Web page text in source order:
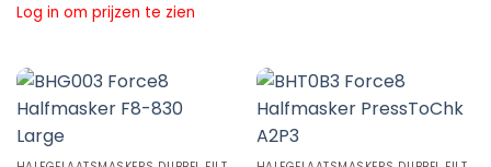
Log in om prijzen te zien